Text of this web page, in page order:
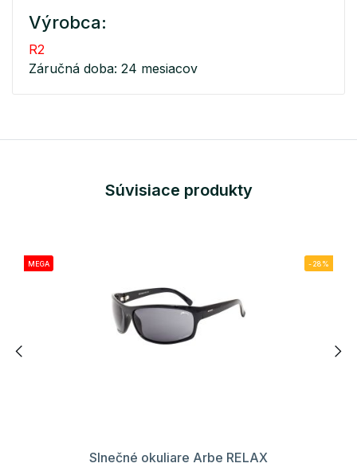
Výrobca:
R2
Záručná doba: 24 mesiacov
Súvisiace produkty
MEGA -28%
Slnečné okuliare Arbe RELAX